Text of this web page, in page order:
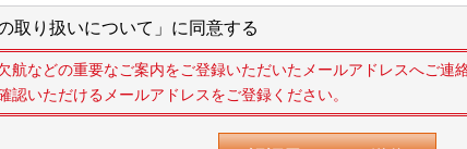
取り扱いについて」に同意する
航などの重要なご案内をご登録いただいたメールアドレスへご連
認いただけるメールアドレスをご登録ください。